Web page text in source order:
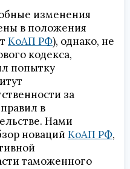
изменения
в положения
КоАП РФ), однако, не
кодекса,
попытку
за
в
Нами
новаций КоАП РФ,
таможенного